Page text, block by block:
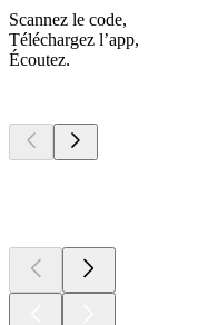
Scannez le code,
Téléchargez l’app,
Écoutez.